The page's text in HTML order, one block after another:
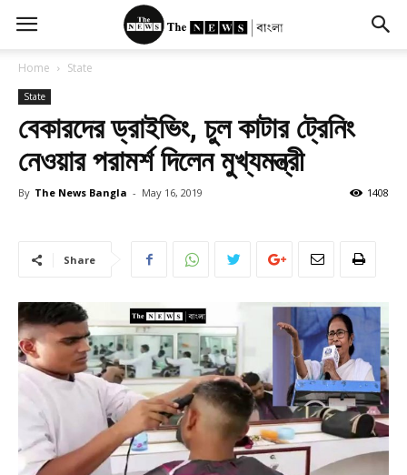
Home State
State
বেকারদের ড্রাইভিং, চুল কাটার ট্রেনিং
নেওয়ার পরামর্শ দিলেন মুখ্যমন্ত্রী
By The News Bangla - May 16, 2019 1408
Share